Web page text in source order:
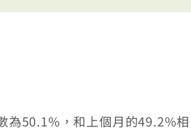
50.1%，和上個月的49.2%相